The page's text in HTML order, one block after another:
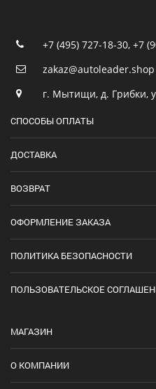
+7 (495) 727-18-30, +7
zakaz@autoleader.shop
г. Мытищи, д. Грибки,
СПОСОБЫ ОПЛАТЫ
ДОСТАВКА
ВОЗВРАТ
ОФОРМЛЕНИЕ ЗАКАЗА
ПОЛИТИКА БЕЗОПАСНОСТИ
ПОЛЬЗОВАТЕЛЬСКОЕ
МАГАЗИН
О КОМПАНИИ